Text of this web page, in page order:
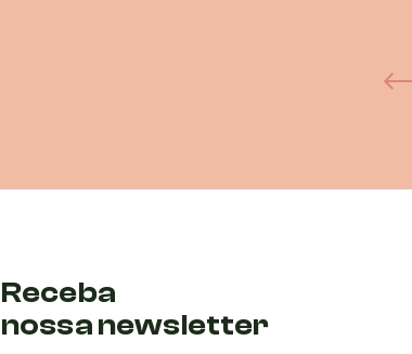
Receba
nossa newsletter